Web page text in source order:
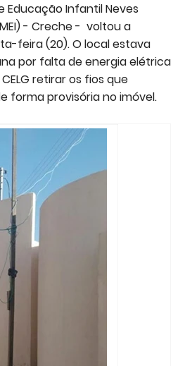
Educação Infantil Neves
- Creche - voltou a
feira (20). O local estava
por falta de energia elétrica
retirar os fios que
forma provisória no imóvel.